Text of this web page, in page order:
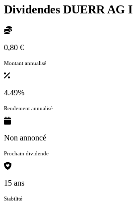
Dividendes DUERR AG I
0,80 €
Montant annualisé
4.49%
Rendement annualisé
Non annoncé
Prochain dividende
15 ans
Stabilité